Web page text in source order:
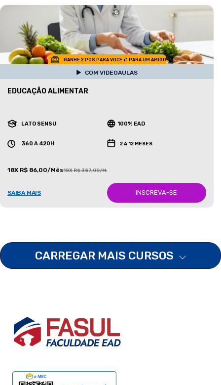
GANHE 2 POS PARA VOCE +1 PARA UM AMIGO
COM VIDEOAULAS
EDUCAÇÃO ALIMENTAR
LATO SENSU 100% EAD
360 A 420H 2 A 12 MESES
18X R$ 86,00/Mês18X R$ 387,00/Mês
SAIBA MAIS INSCREVA-SE
CARREGAR MAIS CURSOS